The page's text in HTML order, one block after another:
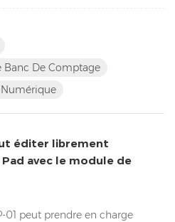
/ Comptage de pièces /
Jusqu'à haute résolution
Prend en charge ...
Banc De Comptage
éditer librement
avec le module de
01 peut prendre en charge